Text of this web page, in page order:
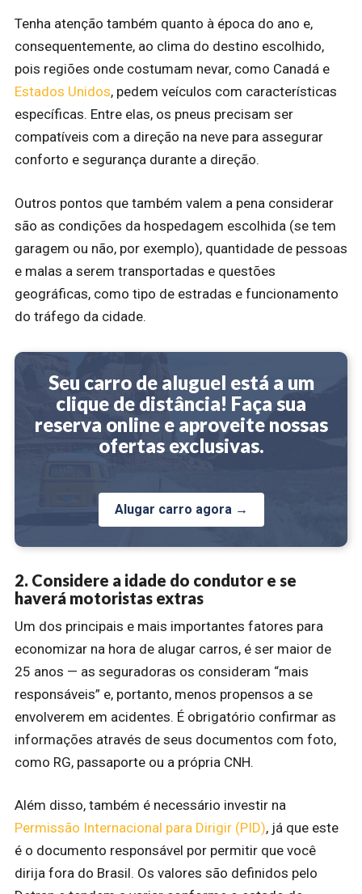
Tenha atenção também quanto à época do ano e,
consequentemente, ao clima do destino escolhido,
pois regiões onde costumam nevar, como Canadá e
Estados Unidos, pedem veículos com características
específicas. Entre elas, os pneus precisam ser
compatíveis com a direção na neve para assegurar
conforto e segurança durante a direção.
Outros pontos que também valem a pena considerar
são as condições da hospedagem escolhida (se tem
garagem ou não, por exemplo), quantidade de pessoas
e malas a serem transportadas e questões
geográficas, como tipo de estradas e funcionamento
do tráfego da cidade.
Seu carro de aluguel está a um
clique de distância! Faça sua
reserva online e aproveite nossas
ofertas exclusivas.
Alugar carro agora →
2. Considere a idade do condutor e se
haverá motoristas extras
Um dos principais e mais importantes fatores para
economizar na hora de alugar carros, é ser maior de
25 anos — as seguradoras os consideram “mais
responsáveis” e, portanto, menos propensos a se
envolverem em acidentes. É obrigatório confirmar as
informações através de seus documentos com foto,
como RG, passaporte ou a própria CNH.
Além disso, também é necessário investir na
Permissão Internacional para Dirigir (PID), já que este
é o documento responsável por permitir que você
dirija fora do Brasil. Os valores são definidos pelo